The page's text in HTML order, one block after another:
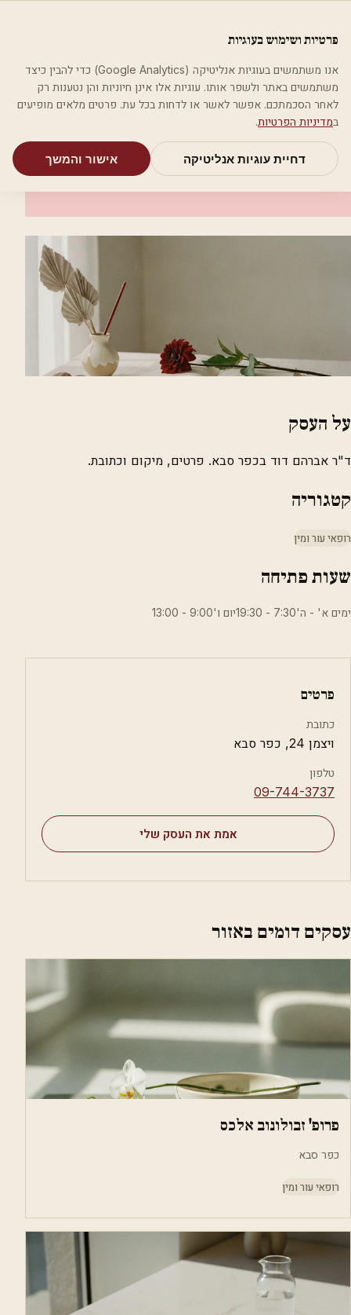
מאמריםקטגוריותחיפושאודות
בית קטגוריות רופאי עור ומין ד"ר אברהם דוד
רופאי עור ומין
ד"ר אברהם דוד
על העסק
ד"ר אברהם דוד בכפר סבא. פרטים, מיקום וכתובת.
קטגוריה
רופאי עור ומין
שעות פתיחה
ימים א' - ה'7:30 - 19:30יום ו'9:00 - 13:00
פרטים
כתובת
ויצמן 24, כפר סבא
טלפון
⁦09-744-3737⁩
אמת את העסק שלי
עסקים דומים באזור
פרופ' זבולונוב אלכס
כפר סבא
רופאי עור ומין
פרטיות ושימוש בעוגיות
אנו משתמשים בעוגיות אנליטיקה (Google Analytics) כדי להבין כיצד
משתמשים באתר ולשפר אותו. עוגיות אלו אינן חיוניות והן נטענות רק
לאחר הסכמתכם. אפשר לאשר או לדחות בכל עת. פרטים מלאים מופיעים
במדיניות הפרטיות.
דחיית עוגיות אנליטיקה אישור והמשך